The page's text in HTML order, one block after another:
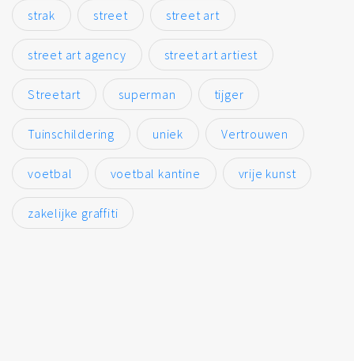
strak street street art
street art agency street art artiest
Streetart superman tijger
Tuinschildering uniek Vertrouwen
voetbal voetbal kantine vrije kunst
zakelijke graffiti